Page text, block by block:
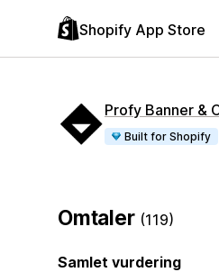
Shopify App Store
Profy Banner &
Built for Shopify
Omtaler (119)
Samlet vurdering